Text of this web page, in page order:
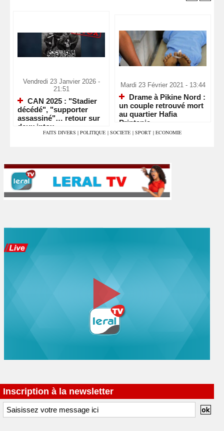
Vendredi 23 Janvier 2026 -
21:51
CAN 2025 : "Stadier
décédé", "supporter
assassiné"… retour sur
deux intox
Mardi 23 Février 2021 - 13:44
Drame à Pikine Nord :
un couple retrouvé mort
au quartier Hafia
Printania
FAITS DIVERS | POLITIQUE | SOCIETE | SPORT | ECONOMIE
Inscription à la newsletter